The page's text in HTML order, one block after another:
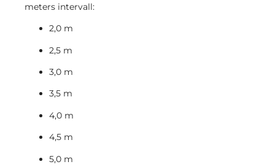
meters intervall:
2,0 m
2,5 m
3,0 m
3,5 m
4,0 m
4,5 m
5,0 m